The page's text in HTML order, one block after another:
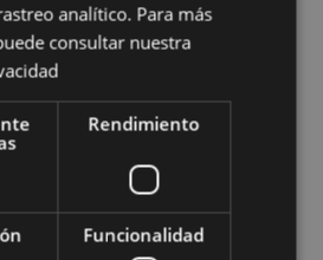
Producto
Ancho 7cm Profundidad 6cm
analítico. Para más
consultar nuestra
Rendimiento
Funcionalidad